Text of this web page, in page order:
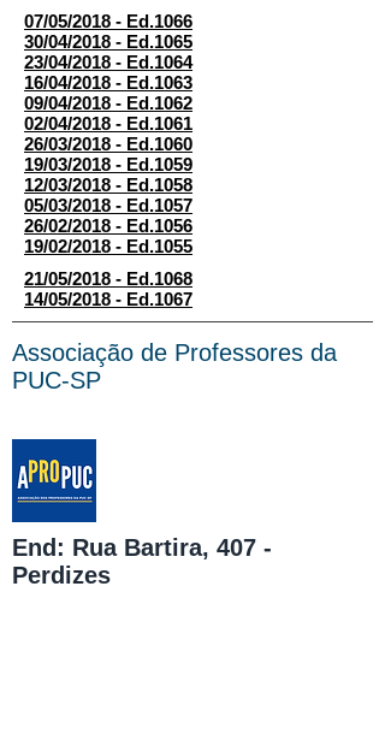
07/05/2018 - Ed.1066
30/04/2018 - Ed.1065
23/04/2018 - Ed.1064
16/04/2018 - Ed.1063
09/04/2018 - Ed.1062
02/04/2018 - Ed.1061
26/03/2018 - Ed.1060
19/03/2018 - Ed.1059
12/03/2018 - Ed.1058
05/03/2018 - Ed.1057
26/02/2018 - Ed.1056
19/02/2018 - Ed.1055
21/05/2018 - Ed.1068
14/05/2018 - Ed.1067
Associação de Professores da
PUC-SP
End: Rua Bartira, 407 -
Perdizes